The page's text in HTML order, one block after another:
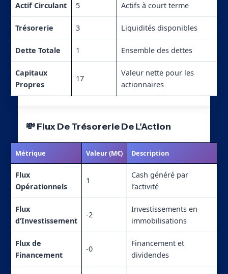
Actif Circulant 5 Actifs à court terme
Trésorerie 3 Liquidités disponibles
Dette Totale 1 Ensemble des dettes
Capitaux
Propres
17
Valeur nette pour les
actionnaires
💸 Flux De Trésorerie De L’Action
Métrique Valeur (M€) Description
Flux
Opérationnels
1
Cash généré par
l’activité
Flux
d’Investissement
-2
Investissements en
immobilisations
Flux de
Financement
-0
Financement et
dividendes